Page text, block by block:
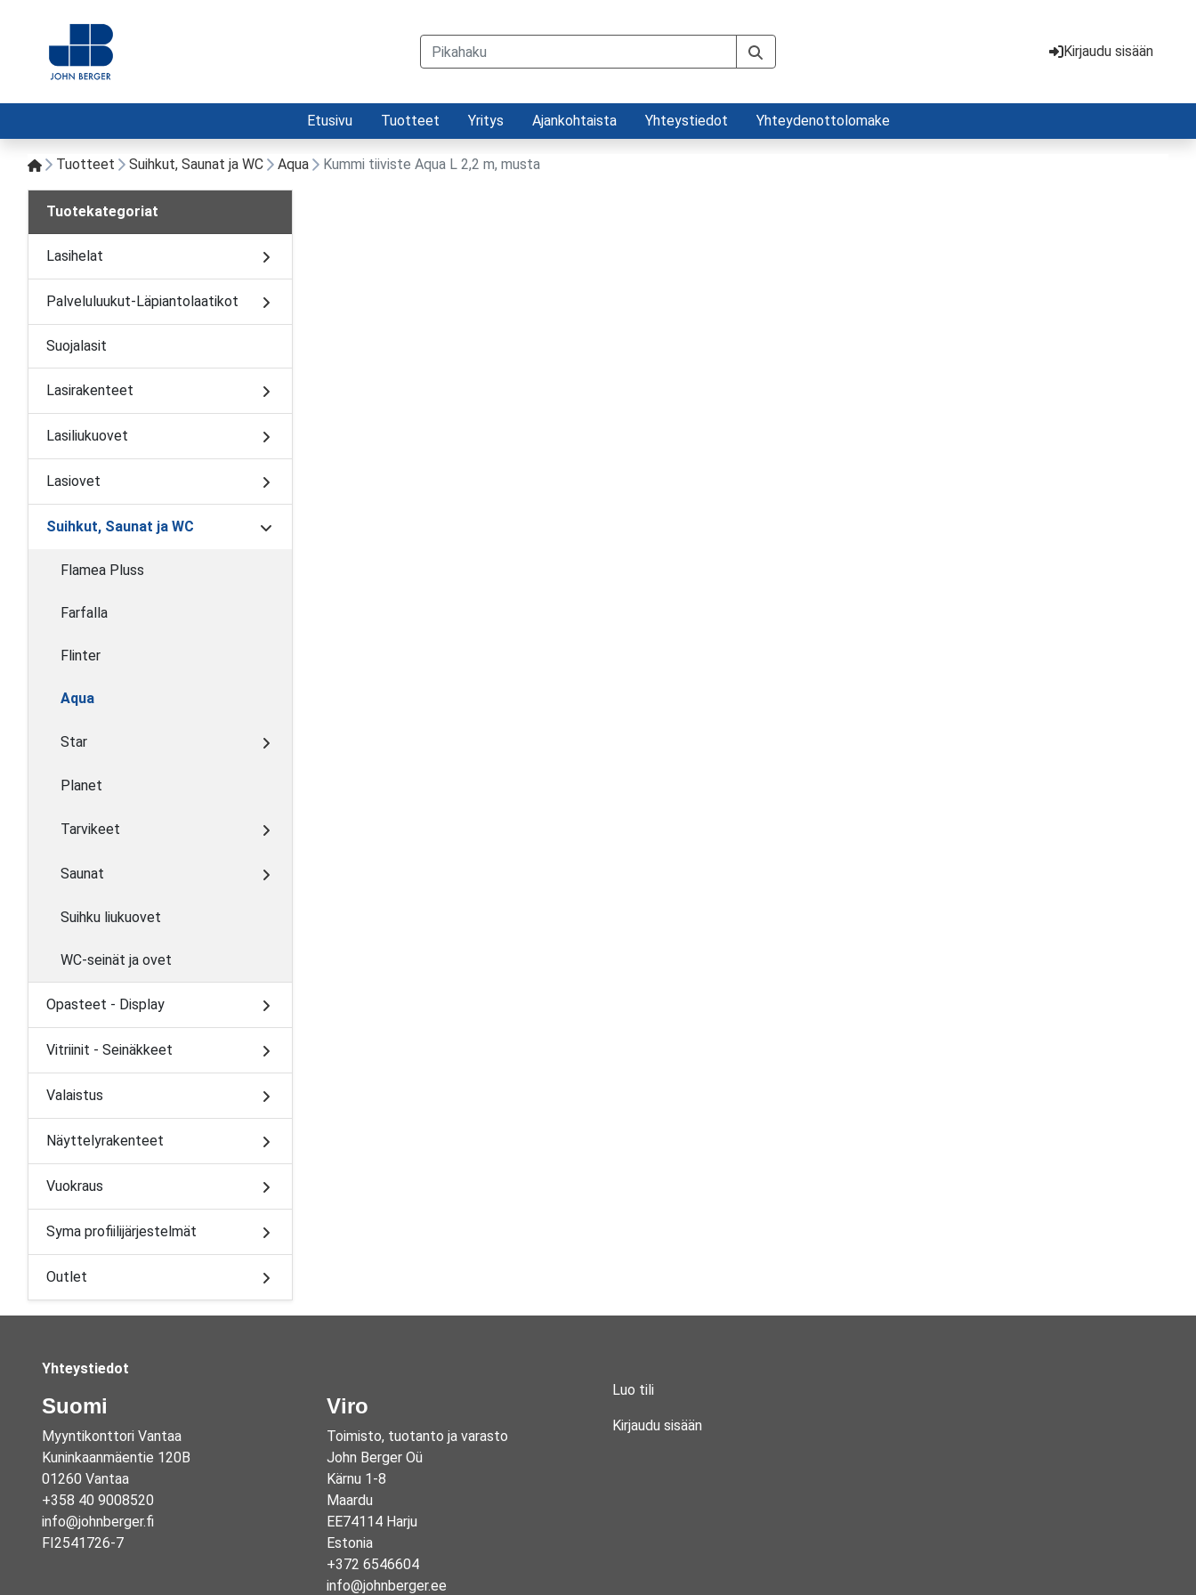
Kirjaudu sisään
Etusivu Tuotteet Yritys Ajankohtaista Yhteystiedot Yhteydenottolomake
Tuotteet Suihkut, Saunat ja WC Aqua Kummi tiiviste Aqua L 2,2 m, musta
Tuotekategoriat
Lasihelat
Palveluluukut-Läpiantolaatikot
Suojalasit
Lasirakenteet
Lasiliukuovet
Lasiovet
Suihkut, Saunat ja WC
Flamea Pluss
Farfalla
Flinter
Aqua
Star
Planet
Tarvikeet
Saunat
Suihku liukuovet
WC-seinät ja ovet
Opasteet - Display
Vitriinit - Seinäkkeet
Valaistus
Näyttelyrakenteet
Vuokraus
Syma profiilijärjestelmät
Outlet
Yhteystiedot
Suomi
Myyntikonttori Vantaa
Kuninkaanmäentie 120B
01260 Vantaa
+358 40 9008520
info@johnberger.fi
FI2541726-7
Viro
Toimisto, tuotanto ja varasto
John Berger Oü
Kärnu 1-8
Maardu
EE74114 Harju
Estonia
+372 6546604
info@johnberger.ee
Luo tili
Kirjaudu sisään